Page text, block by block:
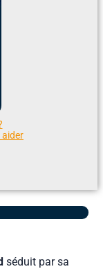
aider
séduit par sa